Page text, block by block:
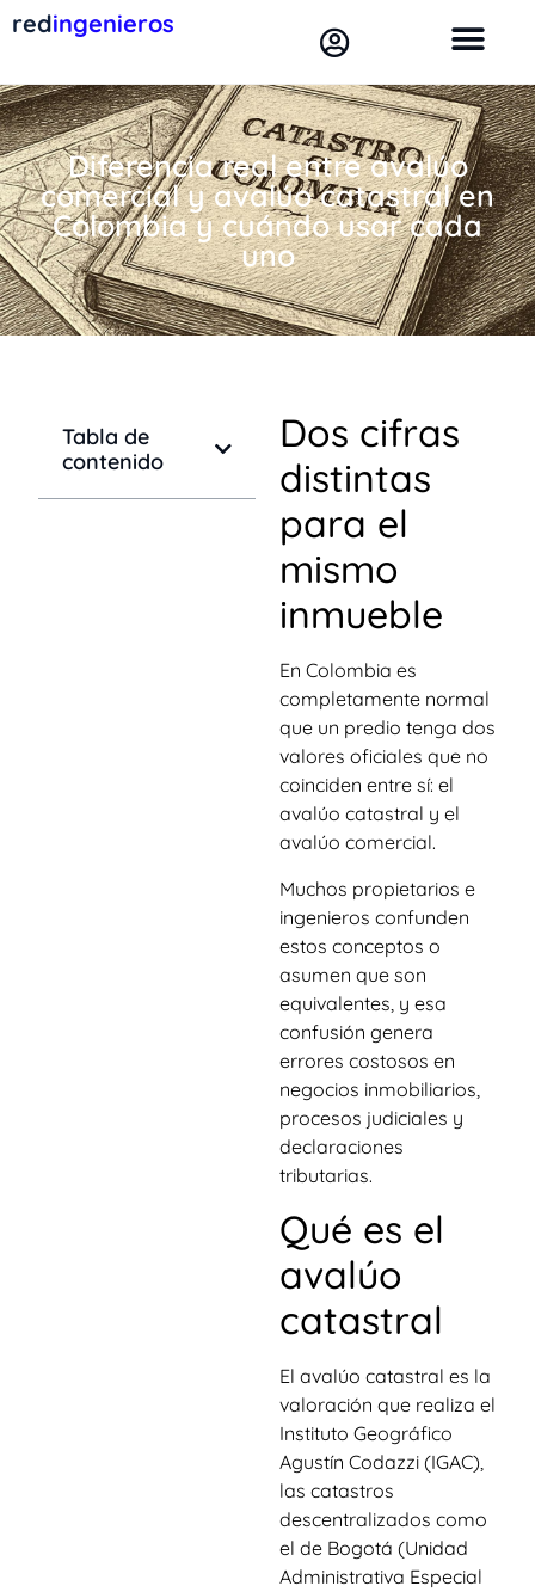
redingenieros
Diferencia real entre avalúo
comercial y avalúo catastral en
Colombia y cuándo usar cada
uno
Tabla de
contenido
Dos cifras
distintas
para el
mismo
inmueble
En Colombia es
completamente normal
que un predio tenga dos
valores oficiales que no
coinciden entre sí: el
avalúo catastral y el
avalúo comercial.
Muchos propietarios e
ingenieros confunden
estos conceptos o
asumen que son
equivalentes, y esa
confusión genera
errores costosos en
negocios inmobiliarios,
procesos judiciales y
declaraciones
tributarias.
Qué es el
avalúo
catastral
El avalúo catastral es la
valoración que realiza el
Instituto Geográfico
Agustín Codazzi (IGAC),
las catastros
descentralizados como
el de Bogotá (Unidad
Administrativa Especial